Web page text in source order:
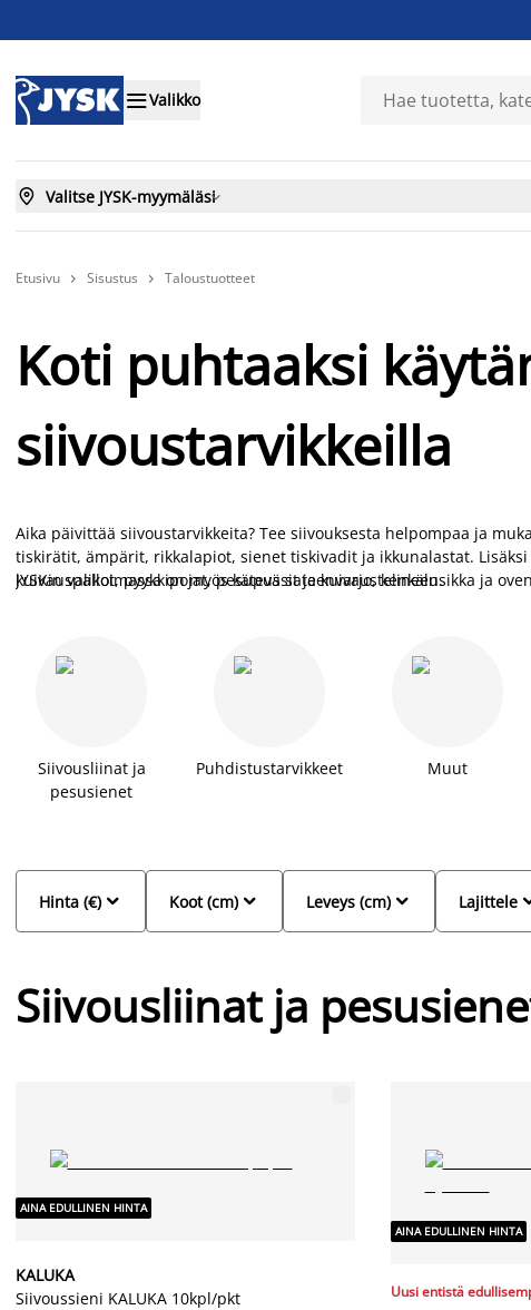
Valikko
 Valitse JYSK-myymäläsi
Etusivu  Sisustus  Taloustuotteet
Koti puhtaaksi
siivoustarvikkeilla
Aika päivittää siivoustarvikkeita? Tee siivouksesta helpompaa ja
tiskirätit, ämpärit, rikkalapiot, sienet tiskivadit ja ikkunalastat.
kuivauspallot, pyykkipojat, pesupussit ja kuivaustelineen.
JYSKin valikoimassa on myös kätevä sateenvarjo, kenkälusikka ja
Siivousliinat ja
pesusienet
Puhdistustarvikkeet Muut

Hinta (€) 
Koot (cm) 
Leveys (cm) Lajittele
Siivousliinat ja
AINA EDULLINEN HINTA
KALUKA
Siivoussieni KALUKA 10kpl/pkt
AINA EDULLINEN HINTA
Uusi entistä